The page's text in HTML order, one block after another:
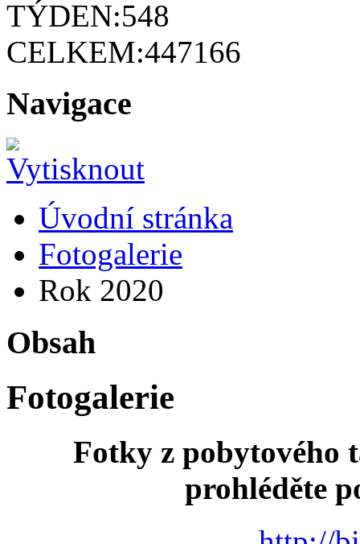
TÝDEN:548
CELKEM:447166
Navigace
Úvodní stránka
Fotogalerie
Rok 2020
Obsah
Fotogalerie
Fotky z pobytového
prohléděte